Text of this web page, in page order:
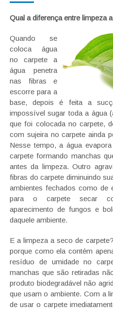
Qual a diferença entre limpeza
Quando se
coloca água
no carpete a
água penetra
nas fibras e
escorre para a
base, depois é feita a
impossível sugar toda a água
que foi colocada no carpete,
com sujeira no carpete ainda
Nesse tempo, a água
carpete formando manchas
antes da limpeza. Outro
fibras do carpete diminuindo
ambientes fechados como de
para o carpete secar
aparecimento de fungos e
daquele ambiente.
E a limpeza a seco de
porque como ela contém
resíduo de umidade no
manchas que são retiradas
produto biodegradável não
que usam o ambiente. Com a
de usar o carpete